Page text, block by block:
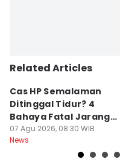
Related Articles
Cas HP Semalaman
Ditinggal Tidur? 4
Bahaya Fatal Jarang
Disadari Pekerja Kantor
07 Agu 2026, 08:30 WIB
News